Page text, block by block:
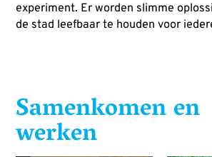
experiment. Er worden slimme
de stad leefbaar te houden voor
Samenkomen en
werken